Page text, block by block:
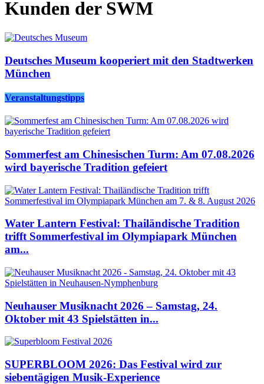
Kunden der SWM
Deutsches Museum kooperiert mit den Stadtwerken
München
Veranstaltungstipps
Sommerfest am Chinesischen Turm: Am 07.08.2026
wird bayerische Tradition gefeiert
Water Lantern Festival: Thailändische Tradition
trifft Sommerfestival im Olympiapark München
am...
Neuhauser Musiknacht 2026 – Samstag, 24.
Oktober mit 43 Spielstätten in...
SUPERBLOOM 2026: Das Festival wird zur
siebentägigen Musik-Experience